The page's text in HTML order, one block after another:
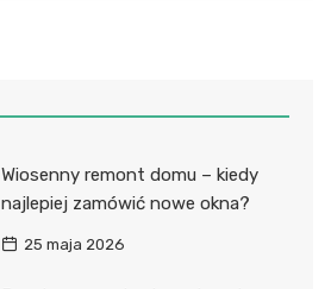
Wiosenny remont domu – kiedy
najlepiej zamówić nowe okna?
25 maja 2026